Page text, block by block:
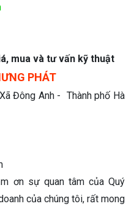
mua và tư vấn kỹ thuật
PHÁT
Đông Anh - Thành phố Hà
ơn sự quan tâm của Quý
của chúng tôi, rất mong